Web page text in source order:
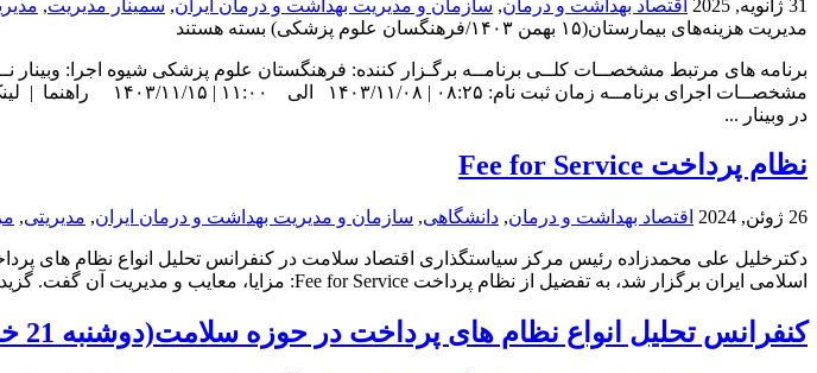
31 ژانویه, 2025 اقتصاد بهداشت و درمان, سازمان و مدیریت بهداشت و درمان ایران, سمینار مدیریت,
مدیریت هزینه‌های بیمارستان(۱۵ بهمن ۱۴۰۳/فرهنگسان علوم پزشکی)
بسته هستند
برنامه های مرتبط مشخصــات کلــی برنامــه برگـزار کننده: فرهنگستان علوم پزشکی شیوه اجرا: وبینار
در وبینار ...
نظام پرداخت Fee for Service
26 ژوئن, 2024 اقتصاد بهداشت و درمان, دانشگاهی, سازمان و مدیریت بهداشت و درمان ایران, مدیریتی,
اسلامی ایران برگزار شد، به تفضیل از نظام پرداخت Fee for Service: مزایا، معایب و مدیریت آن گفت. گزیده ای ...
کنفرانس تحلیل انواع نظام های پرداخت در حوزه سلامت(دوشنبه 21 خرداد)